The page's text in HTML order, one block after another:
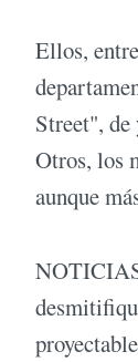
Ellos,
Street", de
Otros, los
aunque